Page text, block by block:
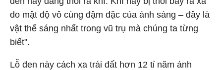
do mật độ vô cùng đậm đặc của ánh sáng – đây là
vật thể sáng nhất trong vũ trụ mà chúng ta từng
biết".
Lỗ đen này cách xa trái đất hơn 12 tỉ năm ánh